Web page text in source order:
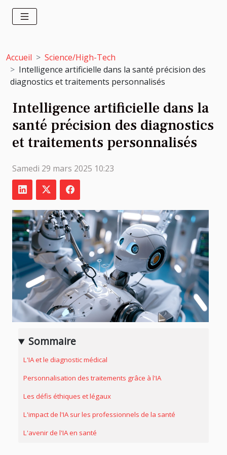
Accueil
Science/High-Tech
Intelligence artificielle dans la santé précision des
diagnostics et traitements personnalisés
Intelligence artificielle dans la
santé précision des diagnostics
et traitements personnalisés
Samedi 29 mars 2025 10:23
Sommaire
L'IA et le diagnostic médical
Personnalisation des traitements grâce à l'IA
Les défis éthiques et légaux
L'impact de l'IA sur les professionnels de la santé
L'avenir de l'IA en santé